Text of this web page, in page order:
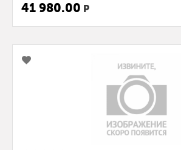
41 980.00 Р